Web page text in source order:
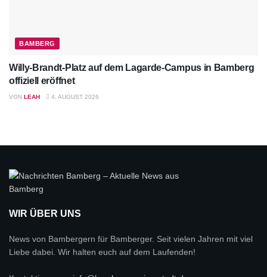
BAMBERG
Willy-Brandt-Platz auf dem Lagarde-Campus in Bamberg
offiziell eröffnet
VON LEAH 4. AUGUST 2026
WIR ÜBER UNS
News von Bambergern für Bamberger. Seit vielen Jahren mit viel
Liebe dabei. Wir halten euch auf dem Laufenden!